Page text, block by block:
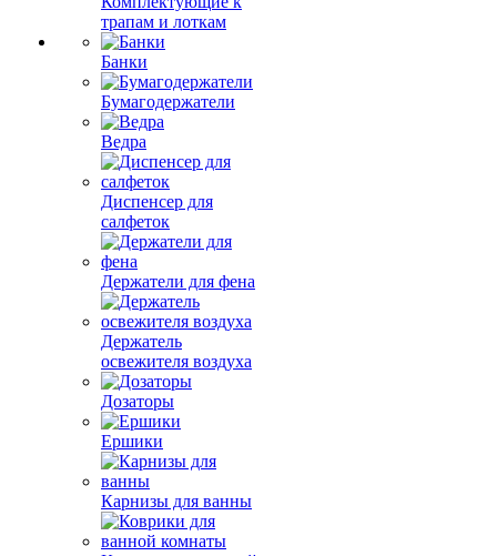
трапам и лоткам
Банки
Бумагодержатели
Ведра
Диспенсер для
салфеток
Держатели для фена
Держатель
освежителя воздуха
Дозаторы
Ершики
Карнизы для ванны